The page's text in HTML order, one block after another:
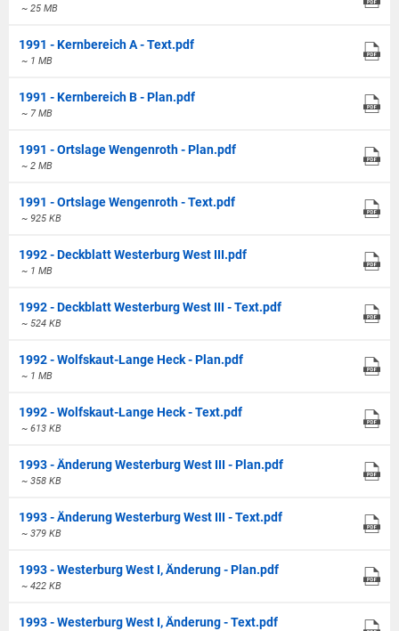
~ 25 MB
1991 - Kernbereich A - Text.pdf
~ 1 MB
1991 - Kernbereich B - Plan.pdf
~ 7 MB
1991 - Ortslage Wengenroth - Plan.pdf
~ 2 MB
1991 - Ortslage Wengenroth - Text.pdf
~ 925 KB
1992 - Deckblatt Westerburg West III.pdf
~ 1 MB
1992 - Deckblatt Westerburg West III - Text.pdf
~ 524 KB
1992 - Wolfskaut-Lange Heck - Plan.pdf
~ 1 MB
1992 - Wolfskaut-Lange Heck - Text.pdf
~ 613 KB
1993 - Änderung Westerburg West III - Plan.pdf
~ 358 KB
1993 - Änderung Westerburg West III - Text.pdf
~ 379 KB
1993 - Westerburg West I, Änderung - Plan.pdf
~ 422 KB
1993 - Westerburg West I, Änderung - Text.pdf